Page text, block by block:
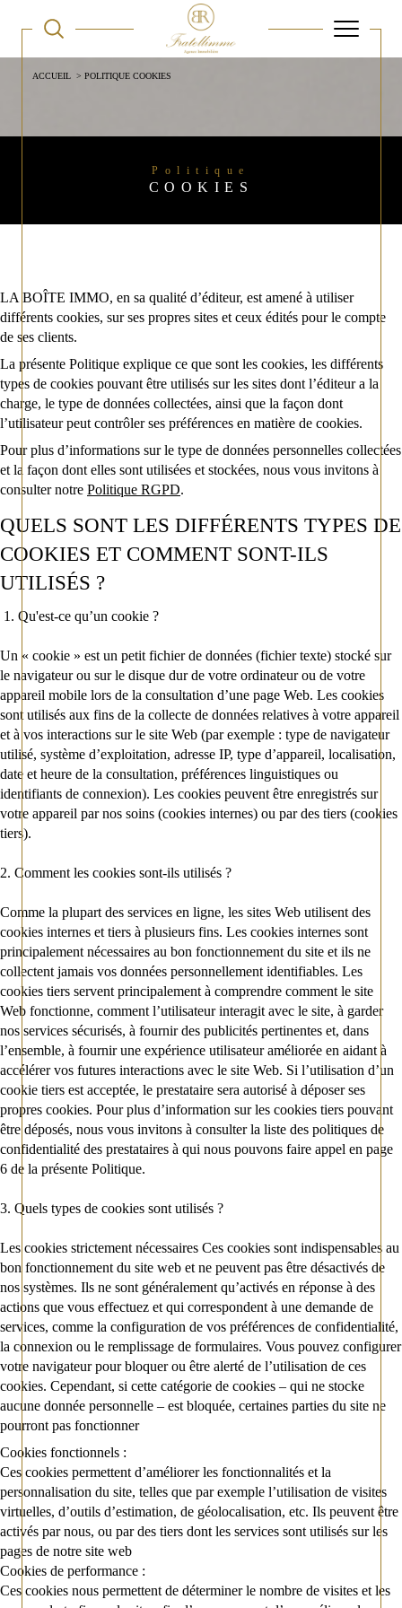
ACCUEIL POLITIQUE COOKIES
Politique
COOKIES
LA BOÎTE IMMO, en sa qualité d’éditeur, est amené à utiliser
différents cookies, sur ses propres sites et ceux édités pour le compte
de ses clients.
La présente Politique explique ce que sont les cookies, les différents
types de cookies pouvant être utilisés sur les sites dont l’éditeur a la
charge, le type de données collectées, ainsi que la façon dont
l’utilisateur peut contrôler ses préférences en matière de cookies.
Pour plus d’informations sur le type de données personnelles collectées
et la façon dont elles sont utilisées et stockées, nous vous invitons à
consulter notre Politique RGPD.
QUELS SONT LES DIFFÉRENTS TYPES DE
COOKIES ET COMMENT SONT-ILS
UTILISÉS ?
1. Qu'est-ce qu’un cookie ?
Un « cookie » est un petit fichier de données (fichier texte) stocké sur
le navigateur ou sur le disque dur de votre ordinateur ou de votre
appareil mobile lors de la consultation d’une page Web. Les cookies
sont utilisés aux fins de la collecte de données relatives à votre appareil
et à vos interactions sur le site Web (par exemple : type de navigateur
utilisé, système d’exploitation, adresse IP, type d’appareil, localisation,
date et heure de la consultation, préférences linguistiques ou
identifiants de connexion). Les cookies peuvent être enregistrés sur
votre appareil par nos soins (cookies internes) ou par des tiers (cookies
tiers).
2. Comment les cookies sont-ils utilisés ?
Comme la plupart des services en ligne, les sites Web utilisent des
cookies internes et tiers à plusieurs fins. Les cookies internes sont
principalement nécessaires au bon fonctionnement du site et ils ne
collectent jamais vos données personnellement identifiables. Les
cookies tiers servent principalement à comprendre comment le site
Web fonctionne, comment l’utilisateur interagit avec le site, à garder
nos services sécurisés, à fournir des publicités pertinentes et, dans
l’ensemble, à fournir une expérience utilisateur améliorée en aidant à
accélérer vos futures interactions avec le site Web. Si l’utilisation d’un
cookie tiers est acceptée, le prestataire sera autorisé à déposer ses
propres cookies. Pour plus d’information sur les cookies tiers pouvant
être déposés, nous vous invitons à consulter la liste des politiques de
confidentialité des prestataires à qui nous pouvons faire appel en page
6 de la présente Politique.
3. Quels types de cookies sont utilisés ?
Les cookies strictement nécessaires Ces cookies sont indispensables au
bon fonctionnement du site web et ne peuvent pas être désactivés de
nos systèmes. Ils ne sont généralement qu’activés en réponse à des
actions que vous effectuez et qui correspondent à une demande de
services, comme la configuration de vos préférences de confidentialité,
la connexion ou le remplissage de formulaires. Vous pouvez configurer
votre navigateur pour bloquer ou être alerté de l’utilisation de ces
cookies. Cependant, si cette catégorie de cookies – qui ne stocke
aucune donnée personnelle – est bloquée, certaines parties du site ne
pourront pas fonctionner
Cookies fonctionnels :
Ces cookies permettent d’améliorer les fonctionnalités et la
personnalisation du site, telles que par exemple l’utilisation de visites
virtuelles, d’outils d’estimation, de géolocalisation, etc. Ils peuvent être
activés par nous, ou par des tiers dont les services sont utilisés sur les
pages de notre site web
Cookies de performance :
Ces cookies nous permettent de déterminer le nombre de visites et les